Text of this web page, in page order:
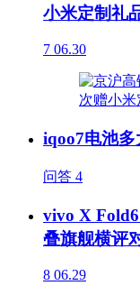
小米定制礼
7 06.30
iqoo7电池
问答 4
vivo X
叠旗舰横评
8 06.29